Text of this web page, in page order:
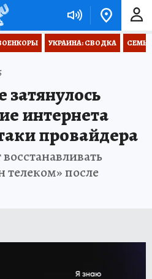
УКРАИНА: СВОДКА
затянулось
интернета
провайдера
телеком» после